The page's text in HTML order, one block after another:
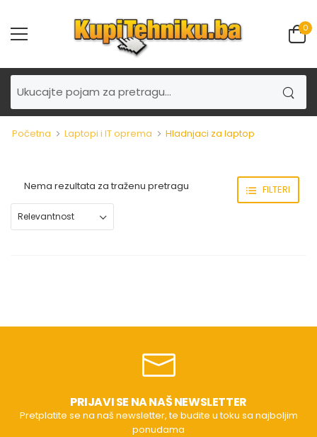
0
Početna Laptopi i IT oprema Hladnjaci za laptop
Nema rezultata za traženu pretragu FILTERI
PRIJAVI SE NA NAŠ NEWSLETTER
Pretplatite se na naš newsletter, te budite u toku sa najboljim
ponudama